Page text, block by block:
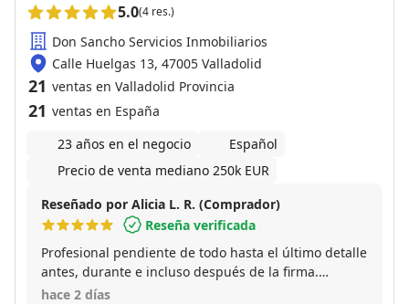
5.0(4 res.)
Don Sancho Servicios Inmobiliarios
Calle Huelgas 13, 47005 Valladolid
21 ventas en Valladolid Provincia
21 ventas en España
23 años en el negocio
Español
Precio de venta mediano 250k EUR
Reseñado por Alicia L. R. (Comprador)
Reseña verificada
Profesional pendiente de todo hasta el último detalle
antes, durante e incluso después de la firma.
Educado y amable. Muy buena experiencia. Muy
hace 2 días